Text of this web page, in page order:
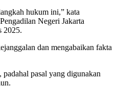
hukum ini,” kata
Negeri Jakarta
2025.
dan mengabaikan fakta
padahal pasal yang digunakan